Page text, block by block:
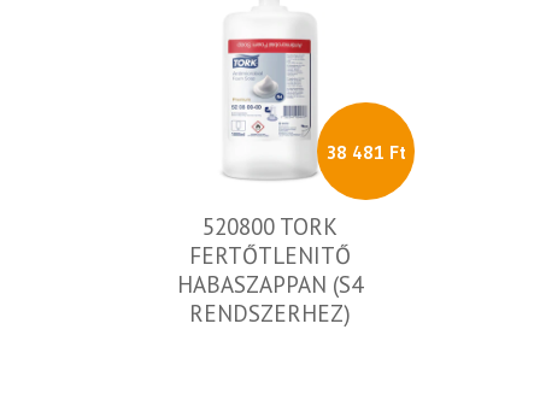
38 481 Ft
520800 TORK
FERTŐTLENITŐ
HABASZAPPAN (S4
RENDSZERHEZ)